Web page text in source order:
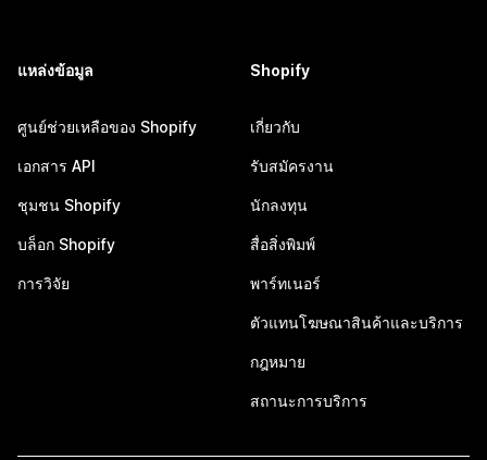
แหล่งข้อมูล
ศูนย์ช่วยเหลือของ Shopify
เอกสาร API
ชุมชน Shopify
บล็อก Shopify
การวิจัย
Shopify
เกี่ยวกับ
รับสมัครงาน
นักลงทุน
สื่อสิ่งพิมพ์
พาร์ทเนอร์
ตัวแทนโฆษณาสินค้าและบริการ
กฎหมาย
สถานะการบริการ